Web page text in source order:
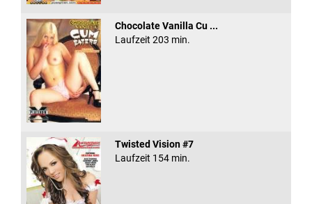
Chocolate Vanilla Cu ...
Laufzeit 203 min.
Twisted Vision #7
Laufzeit 154 min.